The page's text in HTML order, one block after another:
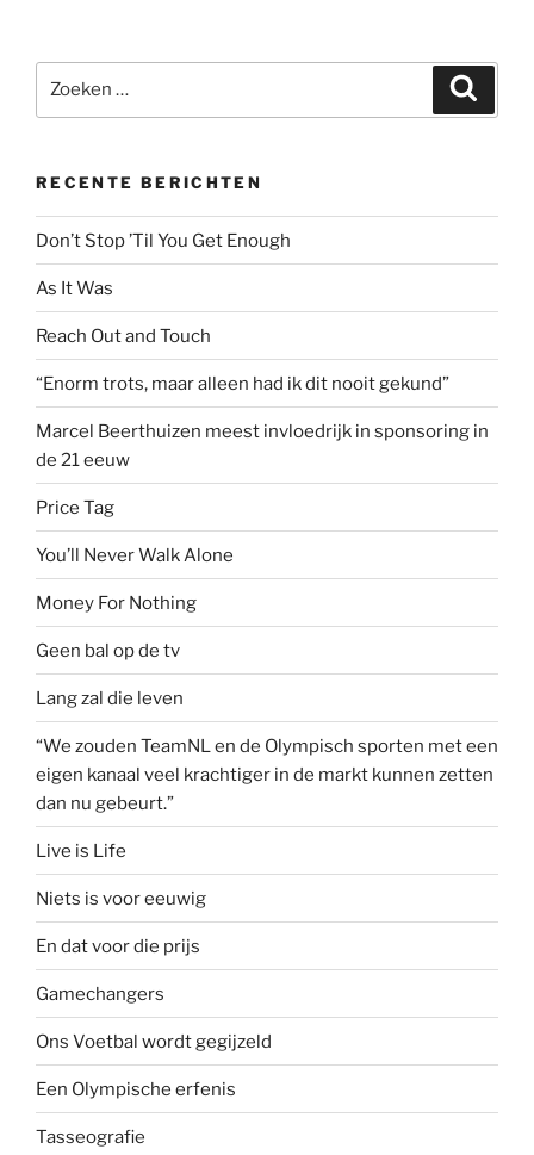
naar:
RECENTE BERICHTEN
Don’t Stop ’Til You Get Enough
As It Was
Reach Out and Touch
“Enorm trots, maar alleen had ik dit nooit gekund”
Marcel Beerthuizen meest invloedrijk in sponsoring in
de 21 eeuw
Price Tag
You’ll Never Walk Alone
Money For Nothing
Geen bal op de tv
Lang zal die leven
“We zouden TeamNL en de Olympisch sporten met een
eigen kanaal veel krachtiger in de markt kunnen zetten
dan nu gebeurt.”
Live is Life
Niets is voor eeuwig
En dat voor die prijs
Gamechangers
Ons Voetbal wordt gegijzeld
Een Olympische erfenis
Tasseografie